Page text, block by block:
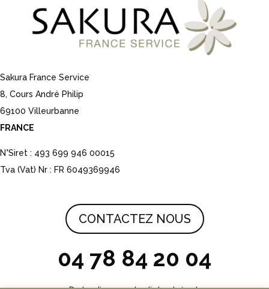
Sakura France Service
8, Cours André Philip
69100 Villeurbanne
FRANCE
N°Siret : 493 699 946 00015
Tva (Vat) Nr : FR 6049369946
CONTACTEZ NOUS
04 78 84 20 04